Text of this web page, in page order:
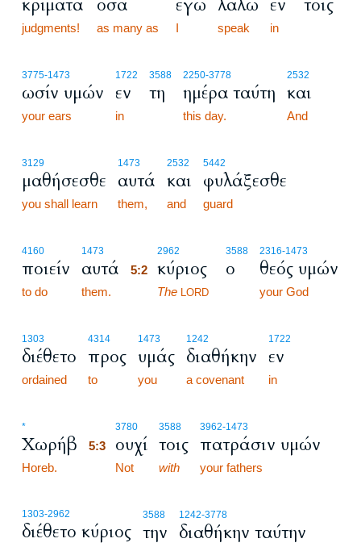
κρίματα
judgments!
όσα
as many as
εγώ
I
λαλώ
speak
εν
in
τοις
3775-1473
ωσίν υμών
your ears
1722
εν
in
3588
τη
2250-3778
ημέρα ταύτη
this day.
2532
και
And
3129
μαθήσεσθε
you shall learn
1473
αυτά
them,
2532
και
and
5442
φυλάξεσθε
guard
4160
ποιείν
to do
1473
αυτά
them.
2962
5:2 κύριος
The LORD
3588
ο
2316-1473
θεός υμών
your God
1303
διέθετο
ordained
4314
προς
to
1473
υμάς
you
1242
διαθήκην
a covenant
1722
εν
in
*
Χωρήβ
Horeb.
3780
5:3 ουχί
Not
3588
τοις
with
3962-1473
πατράσιν υμών
your fathers
1303-2962
διέθετο κύριος
3588
την
1242-3778
διαθήκην ταύτην